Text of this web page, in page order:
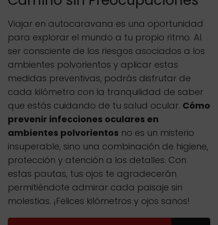
Viajar en autocaravana es una oportunidad
para explorar el mundo a tu propio ritmo. Al
ser consciente de los riesgos asociados a los
ambientes polvorientos y aplicar estas
medidas preventivas, podrás disfrutar de
cada kilómetro con la tranquilidad de saber
que estás cuidando de tu salud ocular. Cómo
prevenir infecciones oculares en
ambientes polvorientos no es un misterio
insuperable, sino una combinación de higiene,
protección y atención a los detalles. Con
estas pautas, tus ojos te agradecerán
permitiéndote admirar cada paisaje sin
molestias. ¡Felices kilómetros y ojos sanos!